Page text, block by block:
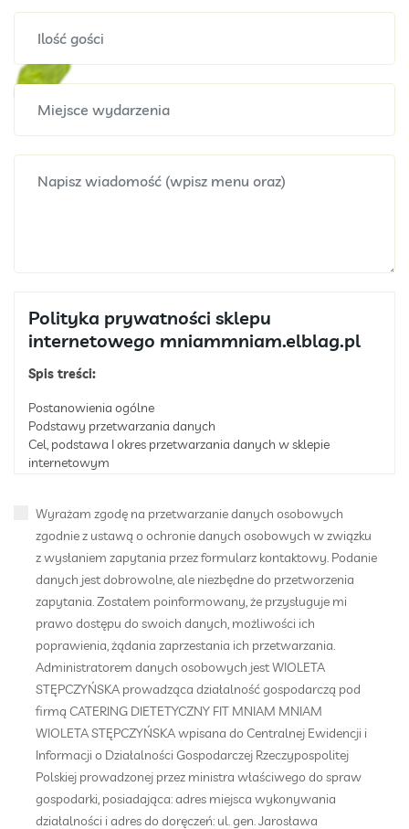
Polityka prywatności sklepu
internetowego mniammniam.elblag.pl
Spis treści:
Postanowienia ogólne
Podstawy przetwarzania danych
Cel, podstawa I okres przetwarzania danych w sklepie
internetowym
Prawa osoby, której dane dotyczą
Cookies w sklepie internetowym I analityka
Postanowienia końcowe
1.Postanowienia ogólne
1.1.Niniejsza polityka prywatności Sklepu Internetowego ma
charakter informacyjny, co oznacza, że nie jest ona źródłem
obowiązków dla Usługobiorców lub Klientów Sklepu
Internetowego. Polityka prywatności zawiera przede
wszystkim zasady dotyczące przetwarzania danych
osobowych przez Administratora w Sklepie Internetowym, w
tym podstawy, cele i okres przetwarzania danych osobowych
oraz prawa osób, których dane dotyczą, a także informacje w
zakresie stosowania w Sklepie Internetowym plików Cookies
oraz narzędzi analitycznych.
Wyrażam zgodę na przetwarzanie danych osobowych
zgodnie z ustawą o ochronie danych osobowych w związku
z wysłaniem zapytania przez formularz kontaktowy. Podanie
danych jest dobrowolne, ale niezbędne do przetworzenia
zapytania. Zostałem poinformowany, że przysługuje mi
prawo dostępu do swoich danych, możliwości ich
poprawienia, żądania zaprzestania ich przetwarzania.
Administratorem danych osobowych jest WIOLETA
STĘPCZYŃSKA prowadząca działalność gospodarczą pod
firmą CATERING DIETETYCZNY FIT MNIAM MNIAM
WIOLETA STĘPCZYŃSKA wpisana do Centralnej Ewidencji i
Informacji o Działalności Gospodarczej Rzeczypospolitej
Polskiej prowadzonej przez ministra właściwego do spraw
gospodarki, posiadająca: adres miejsca wykonywania
działalności i adres do doręczeń: ul. gen. Jarosława